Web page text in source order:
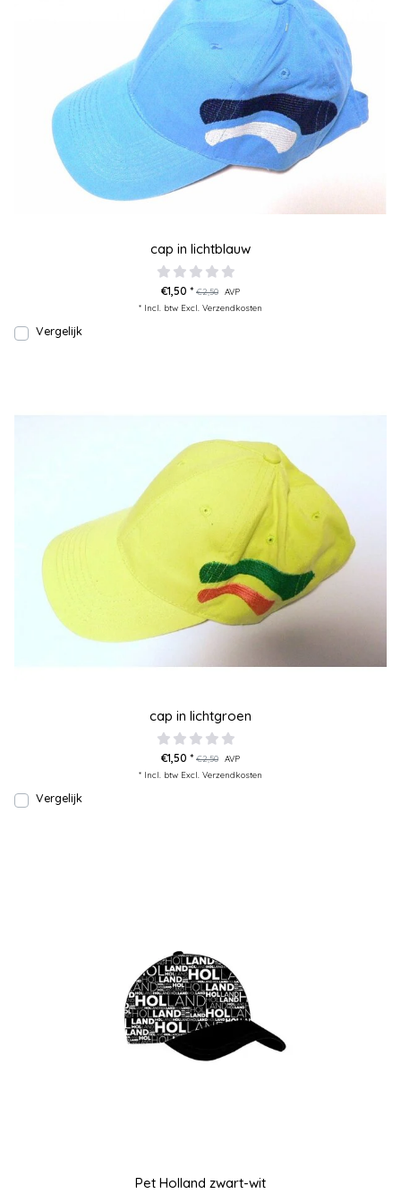
cap in lichtblauw
€1,50 * €2,50 AVP
* Incl. btw Excl. Verzendkosten
Vergelijk
cap in lichtgroen
€1,50 * €2,50 AVP
* Incl. btw Excl. Verzendkosten
Vergelijk
Pet Holland zwart-wit